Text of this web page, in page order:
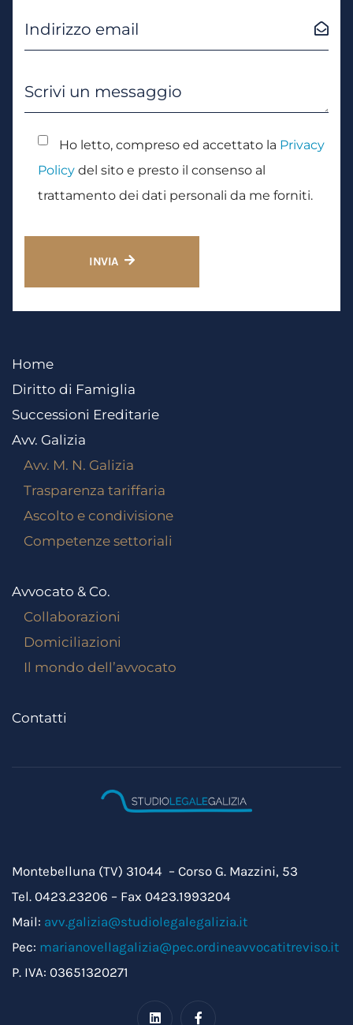
Ho letto, compreso ed accettato la Privacy
Policy del sito e presto il consenso al
trattamento dei dati personali da me forniti.
INVIA
Home
Diritto di Famiglia
Successioni Ereditarie
Avv. Galizia
Avv. M. N. Galizia
Trasparenza tariffaria
Ascolto e condivisione
Competenze settoriali
Avvocato & Co.
Collaborazioni
Domiciliazioni
Il mondo dell’avvocato
Contatti
Montebelluna (TV) 31044 – Corso G. Mazzini, 53
Tel. 0423.23206 – Fax 0423.1993204
Mail: avv.galizia@studiolegalegalizia.it
Pec: marianovellagalizia@pec.ordineavvocatitreviso.it
P. IVA: 03651320271